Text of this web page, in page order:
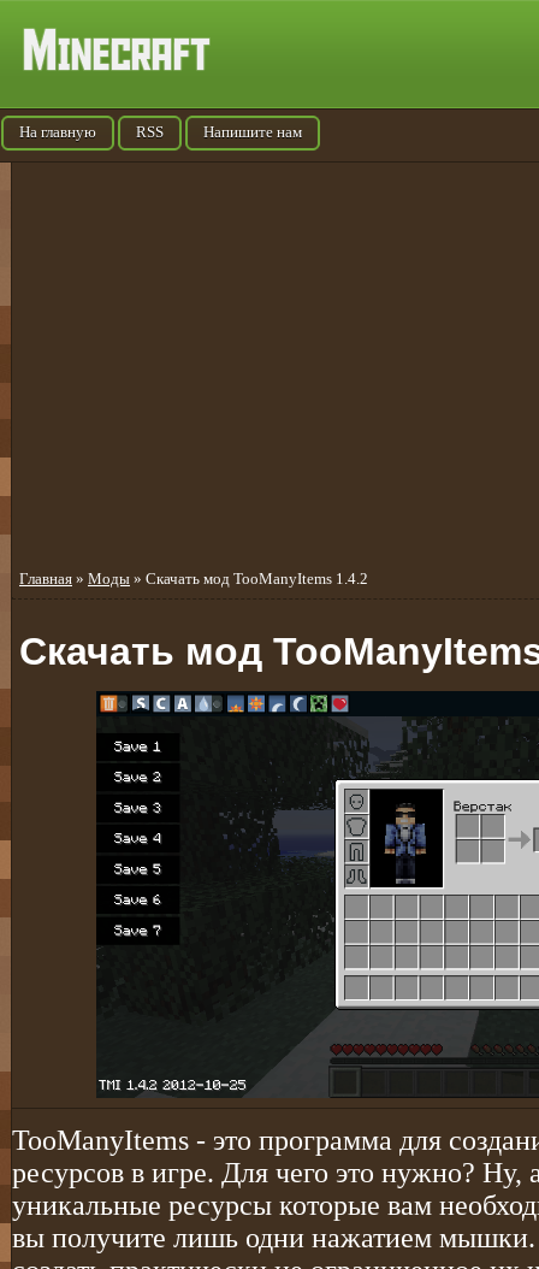
На главную RSS Напишите нам
Главная » Моды » Скачать мод TooManyItems 1.4.2
Скачать мод
TooManyItems - это программа для
ресурсов в игре. Для чего это нужно? Ну,
уникальные ресурсы которые вам
вы получите лишь одни нажатием